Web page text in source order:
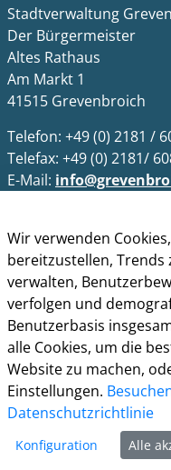
Stadtverwaltung
Der Bürgermeister
Altes Rathaus
Am Markt 1
41515 Grevenbroich
Telefon: +49 (0) 2181 /
Telefax: +49 (0) 2181/
E-Mail:
Allgemein
Montag - Freitag 8.00 -
Donnerstag zusätzl.
Bürgerbüro
Montag 8.00 - 16.00 Uhr
Dienstag 8.00 - 16.00
Mittwoch 7.00 - 12.30
Donnerstag 9.00 - 18.00
Freitag 8.00 - 12.30 Uhr
Wir verwenden
bereitzustellen, Trends
verwalten,
verfolgen und
Benutzerbasis
alle Cookies, um die
Website zu machen,
Einstellungen.
Datenschutzrichtlinie
Konfiguration Alle